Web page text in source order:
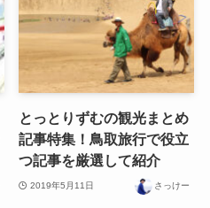
とっとりずむの観光まとめ
記事特集！鳥取旅行で役立
つ記事を厳選して紹介
2019年5月11日 さっけー